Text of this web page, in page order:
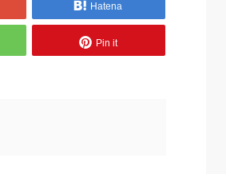
Hatena
Pin it